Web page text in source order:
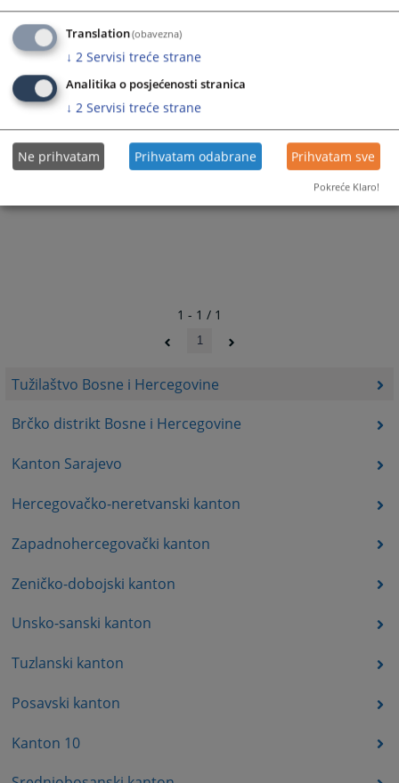
Tužilaštvo Bosne i Hercegovine
Brčko distrikt Bosne i Hercegovine
Kanton Sarajevo
Hercegovačko-neretvanski kanton
Zapadnohercegovački kanton
Zeničko-dobojski kanton
Unsko-sanski kanton
Tuzlanski kanton
Posavski kanton
Kanton 10
1 - 1 / 1
1
Translation(obavezna)
↓ 2 Servisi treće strane
Analitika o posjećenosti stranica
↓ 2 Servisi treće strane
Ne prihvatam Prihvatam odabrane Prihvatam sve
Pokreće Klaro!